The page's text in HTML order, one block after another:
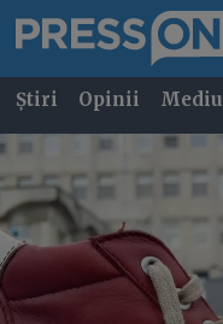
Știri Opinii Mediu